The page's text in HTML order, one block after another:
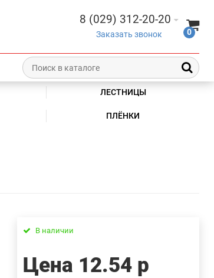
8 (029) 312-20-20
Заказать звонок 0
ЛЕСТНИЦЫ
ПЛЁНКИ
В наличии
Цена 12.54 р